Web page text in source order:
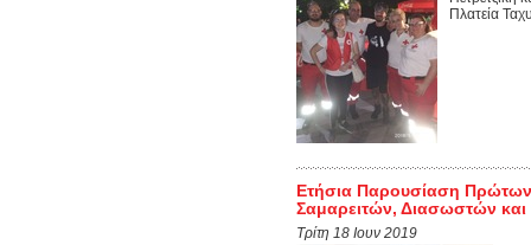
Πλατεία
Ετήσια Παρουσίαση Πρώτων
Σαμαρειτών, Διασωστών
Τρίτη 18 Ιουν 2019